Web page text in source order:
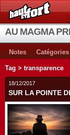
AU MAGMA
Notes Catégories
Tag > transparence
18/12/2017
SUR LA POINTE